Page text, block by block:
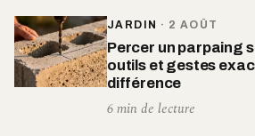
JARDIN · 2 AOÛT
Percer un parpaing
outils et gestes
différence
6 min de lecture